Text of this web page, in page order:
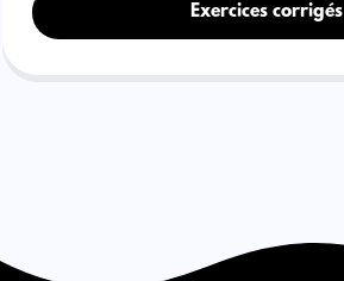
Exercices corrigés